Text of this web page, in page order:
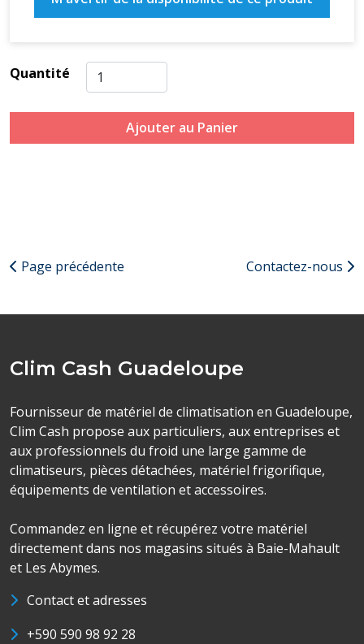
Quantité
Ajouter au Panier
Page précédente Contactez-nous
Clim Cash Guadeloupe
Fournisseur de matériel de climatisation en Guadeloupe,
Clim Cash propose aux particuliers, aux entreprises et
aux professionnels du froid une large gamme de
climatiseurs, pièces détachées, matériel frigorifique,
équipements de ventilation et accessoires.
Commandez en ligne et récupérez votre matériel
directement dans nos magasins situés à Baie-Mahault
et Les Abymes.
Contact et adresses
+590 590 98 92 28